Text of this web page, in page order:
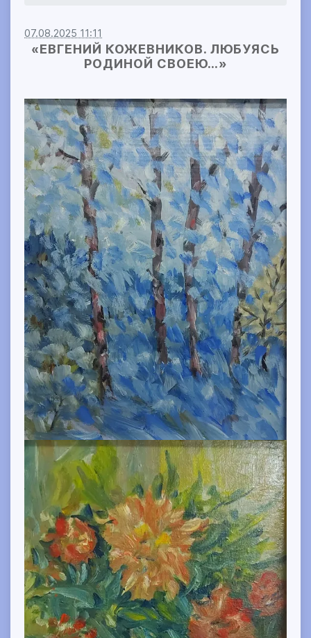
07.08.2025 11:11
«ЕВГЕНИЙ КОЖЕВНИКОВ. ЛЮБУЯСЬ
РОДИНОЙ СВОЕЮ…»